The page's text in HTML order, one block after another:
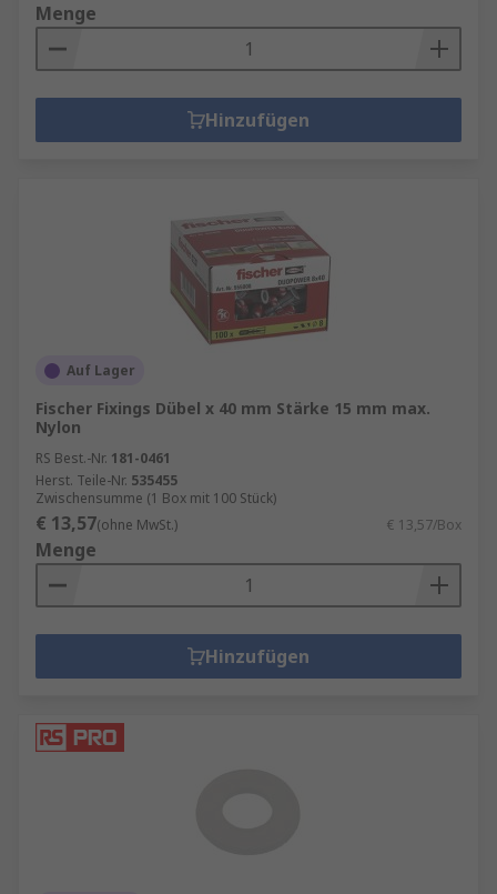
Menge
Hinzufügen
Auf Lager
Fischer Fixings Dübel x 40 mm Stärke 15 mm max.
Nylon
RS Best.-Nr. 181-0461
Herst. Teile-Nr. 535455
Zwischensumme (1 Box mit 100 Stück)
€ 13,57(ohne MwSt.) € 13,57/Box
Menge
Hinzufügen